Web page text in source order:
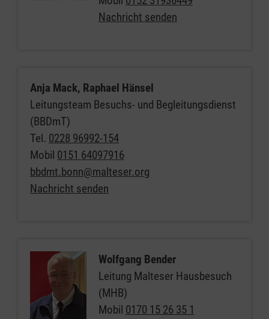
Nachricht senden
Anja Mack, Raphael Hänsel
Leitungsteam Besuchs- und Begleitungsdienst
(BBDmT)
Tel. 0228 96992-154
Mobil 0151 64097916
bbdmt.bonn@malteser.org
Nachricht senden
Wolfgang Bender
Leitung Malteser Hausbesuch
(MHB)
Mobil 0170 15 26 35 1